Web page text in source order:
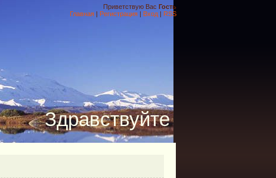
Приветствую Вас Гость
Главная | Регистрация | Вход | RSS
Здравствуйте